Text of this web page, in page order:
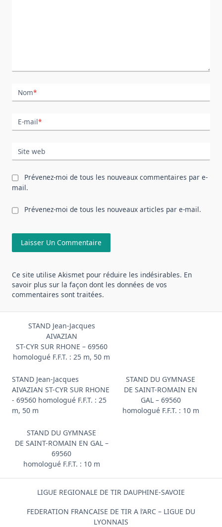
Nom*
E-mail*
Site web
Prévenez-moi de tous les nouveaux commentaires par e-
mail.
Prévenez-moi de tous les nouveaux articles par e-mail.
Ce site utilise Akismet pour réduire les indésirables. En
savoir plus sur la façon dont les données de vos
commentaires sont traitées.
STAND Jean-Jacques
AIVAZIAN
ST-CYR SUR RHONE – 69560
homologué F.F.T. : 25 m, 50 m
STAND Jean-Jacques
AIVAZIAN ST-CYR SUR RHONE
- 69560 homologué F.F.T. : 25
m, 50 m
STAND DU GYMNASE
DE SAINT-ROMAIN EN GAL –
69560
homologué F.F.T. : 10 m
STAND DU GYMNASE
DE SAINT-ROMAIN EN
GAL – 69560
homologué F.F.T. : 10 m
LIGUE REGIONALE DE TIR DAUPHINE-SAVOIE
FEDERATION FRANCAISE DE TIR A l’ARC – LIGUE DU
LYONNAIS